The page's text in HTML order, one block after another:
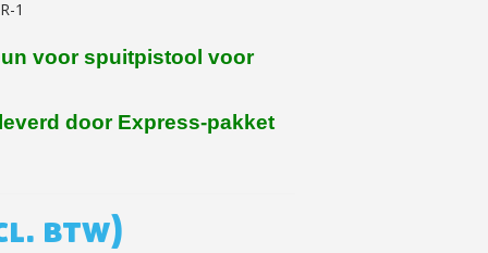
voor elke verwijzing
72 uur in Nederland
shopping vouchers
1
voor spuitpistool voor
door Express-pakket
btw)